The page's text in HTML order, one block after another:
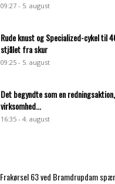
09:27 - 5. august
Rude knust og Specialized-cykel til
stjålet fra skur
09:25 - 5. august
Det begyndte som en
virksomhed...
16:35 - 4. august
Frakørsel 63 ved Bramdrupdam